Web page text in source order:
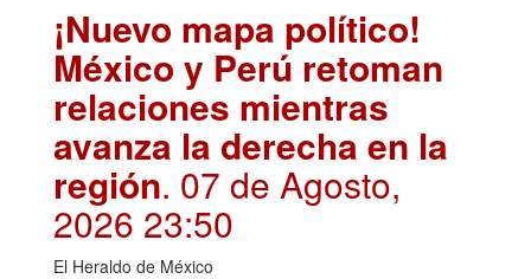
¡Nuevo mapa político!
México y Perú retoman
relaciones mientras
avanza la derecha en la
región. 07 de Agosto,
2026 23:50
El Heraldo de México